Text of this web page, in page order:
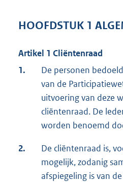
HOOFDSTUK 1
Artikel 1 Cliëntenraad
1.
De personen
van de
uitvoering van deze
cliëntenraad. De
worden benoemd
2.
De cliëntenraad is,
mogelijk, zodanig
afspiegeling is van